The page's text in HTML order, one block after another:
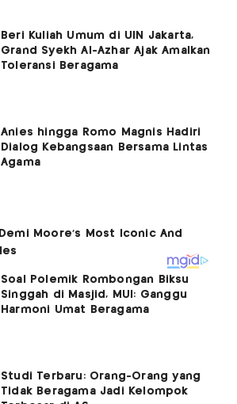
Beri Kuliah Umum di UIN Jakarta,
Grand Syekh Al-Azhar Ajak Amalkan
Toleransi Beragama
Anies hingga Romo Magnis Hadiri
Dialog Kebangsaan Bersama Lintas
Agama
Soal Polemik Rombongan Biksu
Singgah di Masjid, MUI: Ganggu
Harmoni Umat Beragama
Studi Terbaru: Orang-Orang yang
Tidak Beragama Jadi Kelompok